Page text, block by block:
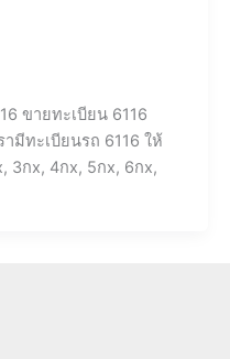
ขายทะเบียน 6116
มีทะเบียนรถ 6116 ให้
3กx, 4กx, 5กx, 6กx,